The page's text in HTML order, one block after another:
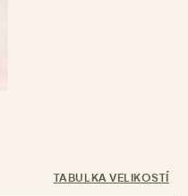
TABULKA VELIKOSTÍ